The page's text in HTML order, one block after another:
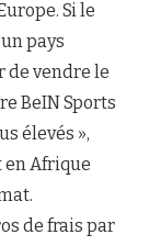
Si le
pays
de vendre le
BeIN Sports
élevés »,
Afrique
de frais par